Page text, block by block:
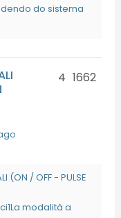
do sistema
1662
4
(ON / OFF - PULSE
modalità a